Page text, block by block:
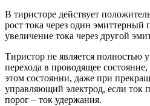
В тиристоре действует
рост тока через один эмиттерный
увеличение тока через другой
Тиристор не является
перехода в проводящее
этом состоянии, даже при
управляющий электрод, если ток
порог – ток удержания.